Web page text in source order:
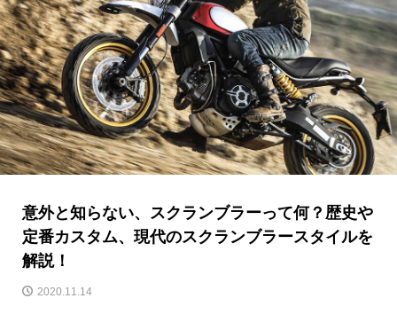
意外と知らない、スクランブラーって何？歴史や
定番カスタム、現代のスクランブラースタイルを
解説！
2020.11.14